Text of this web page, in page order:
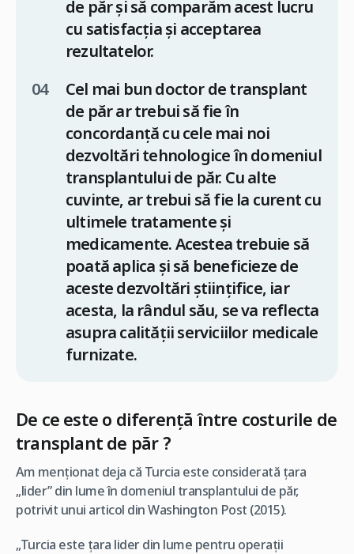
de păr și să comparăm acest lucru
cu satisfacția și acceptarea
rezultatelor.
Cel mai bun doctor de transplant
de păr ar trebui să fie în
concordanță cu cele mai noi
dezvoltări tehnologice în domeniul
transplantului de păr. Cu alte
cuvinte, ar trebui să fie la curent cu
ultimele tratamente și
medicamente. Acestea trebuie să
poată aplica și să beneficieze de
aceste dezvoltări științifice, iar
acesta, la rândul său, se va reflecta
asupra calității serviciilor medicale
furnizate.
De ce este o diferență între costurile de
transplant de păr ?
Am menționat deja că Turcia este considerată țara
„lider” din lume în domeniul transplantului de păr,
potrivit unui articol din Washington Post (2015).
„Turcia este țara lider din lume pentru operații